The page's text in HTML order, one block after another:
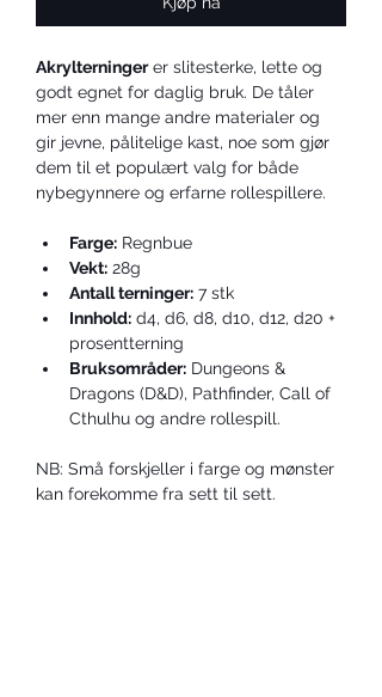
Akrylterninger er slitesterke, lette og
godt egnet for daglig bruk. De tåler
mer enn mange andre materialer og
gir jevne, pålitelige kast, noe som gjør
dem til et populært valg for både
nybegynnere og erfarne rollespillere.
Farge: Regnbue
Vekt: 28g
Antall terninger: 7 stk
Innhold: d4, d6, d8, d10, d12, d20 +
prosentterning
Bruksområder: Dungeons &
Dragons (D&D), Pathfinder, Call of
Cthulhu og andre rollespill.
NB: Små forskjeller i farge og mønster
kan forekomme fra sett til sett.